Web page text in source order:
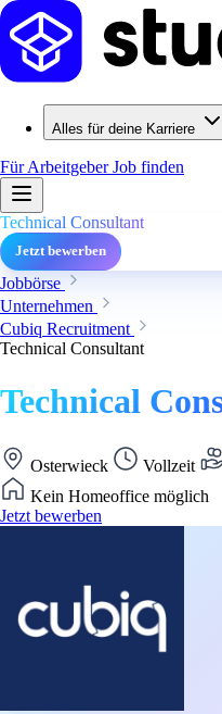
Alles für deine Karriere
Für ArbeitgeberJob finden
Technical Consultant
Jetzt bewerben
Jobbörse
Unternehmen
Cubiq Recruitment
Technical Consultant
Technical
Osterwieck Vollzeit
Kein Homeoffice möglich
Jetzt bewerben